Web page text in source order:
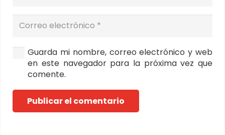
Guarda mi nombre, correo electrónico y web
en este navegador para la próxima vez que
comente.
Publicar el comentario